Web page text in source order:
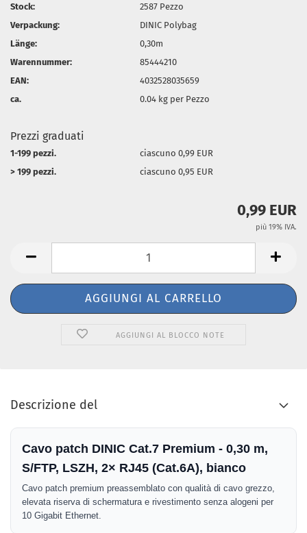
Stock:
2587 Pezzo
Verpackung:
DINIC Polybag
Länge:
0,30m
Warennummer:
85444210
EAN:
4032528035659
ca.
0.04 kg per Pezzo
Prezzi graduati
1-199 pezzi.
ciascuno 0,99 EUR
> 199 pezzi.
ciascuno 0,95 EUR
0,99 EUR
più 19% IVA.
AGGIUNGI AL BLOCCO NOTE
Descrizione del
Cavo patch DINIC Cat.7 Premium - 0,30 m,
S/FTP, LSZH, 2× RJ45 (Cat.6A), bianco
Cavo patch premium preassemblato con qualità di cavo grezzo,
elevata riserva di schermatura e rivestimento senza alogeni per
10 Gigabit Ethernet.